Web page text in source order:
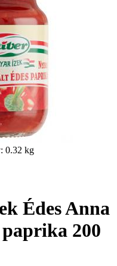
0.32 kg
Édes Anna
200